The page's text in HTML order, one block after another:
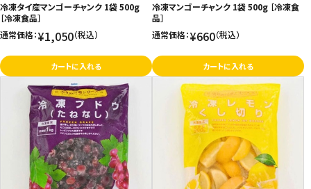
冷凍タイ産マンゴーチャンク 1袋 500g
［冷凍食品］
通常価格：¥1,050（税込）
カートに入れる
冷凍マンゴーチャンク 1袋 500g ［冷凍食
品］
通常価格：¥660（税込）
カートに入れる